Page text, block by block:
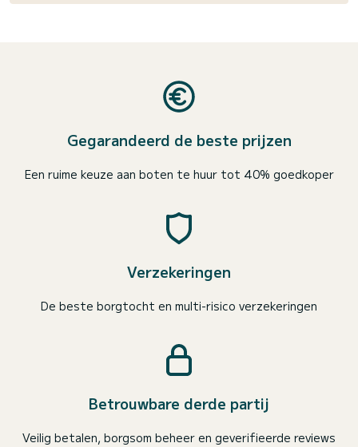
Gegarandeerd de beste prijzen
Een ruime keuze aan boten te huur tot 40% goedkoper
Verzekeringen
De beste borgtocht en multi-risico verzekeringen
Betrouwbare derde partij
Veilig betalen, borgsom beheer en geverifieerde reviews